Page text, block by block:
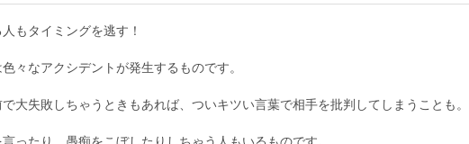
もタイミングを逃す！
々なアクシデントが発生するものです。
大失敗しちゃうときもあれば、ついキツい言葉で相手を批判してしまうことも。